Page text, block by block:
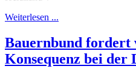
Weiterlesen ...
Bauernbund fordert
Konsequenz bei der